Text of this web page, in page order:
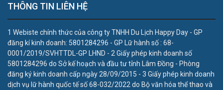
THÔNG TIN LIÊN HỆ
1 Webiste chính thức của công ty TNHH Du Lịch Happy Day - GP
đăng kí kinh doanh: 5801284296 - GP Lữ hành số : 68-
0001/2019/SVHTTDL-GP LHND - 2 Giấy phép kinh doanh số
5801284296 do Sở kế hoạch và đầu tư tỉnh Lâm Đồng - Phòng
đăng ký kinh doanh cấp ngày 28/09/2015 - 3 Giấy phép kinh doanh
dịch vụ lữ hành quốc tế số 68-032/2022 do Bộ văn hóa thể thao và